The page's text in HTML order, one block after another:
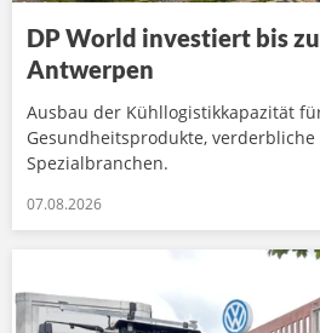
DP World investiert bis
Antwerpen
Ausbau der Kühllogistikkapazität
Gesundheitsprodukte,
Spezialbranchen.
07.08.2026